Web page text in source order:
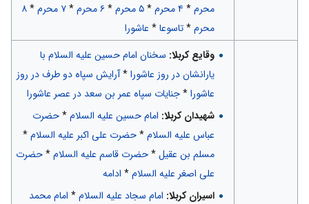
محرم* ۴ محرم *۵ محرم *۶ محرم *۷ محرم *۸
محرم*تاسوعا* عاشورا
وقایع کربلا: سخنان امام حسین علیه السلام با
یارانشان در روز عاشورا*آرایش سپاه دو طرف در روز
عاشورا*جنايات سپاه عمر بن سعد در عصر عاشورا
شهیدان کربلا: امام حسین علیه السلام*حضرت
عباس علیه السلام*حضرت علی اکبر علیه السلام*
مسلم بن عقیل*حضرت قاسم علیه السلام*حضرت
علی اصغر علیه السلام* ادامه
اسیران کربلا: امام سجاد علیه السلام* امام محمد